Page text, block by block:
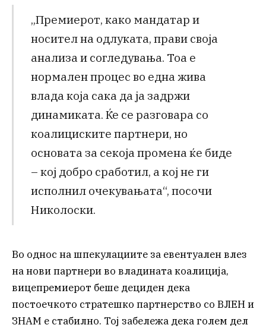
„Премиерот, како мандатар и
носител на одлуката, прави своја
анализа и согледувања. Тоа е
нормален процес во една жива
влада која сака да ја задржи
динамиката. Ќе се разговара со
коалициските партнери, но
основата за секоја промена ќе биде
– кој добро сработил, а кој не ги
исполнил очекувањата“, посочи
Николоски.
Во однос на шпекулациите за евентуален влез
на нови партнери во владината коалиција,
вицепремиерот беше дециден дека
постоечкото стратешко партнерство со ВЛЕН и
ЗНАМ е стабилно. Тој забележа дека голем дел